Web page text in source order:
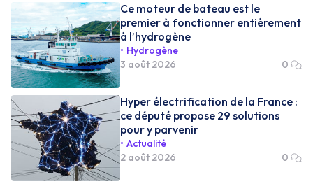
Ce moteur de bateau est le
premier à fonctionner entièrement
à l’hydrogène
Hydrogène
3 août 2026
0
Hyper électrification de la France :
ce député propose 29 solutions
pour y parvenir
Actualité
2 août 2026
0